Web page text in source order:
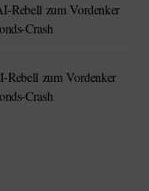
Rebell zum Vordenker
Crash
Rebell zum Vordenker
Crash